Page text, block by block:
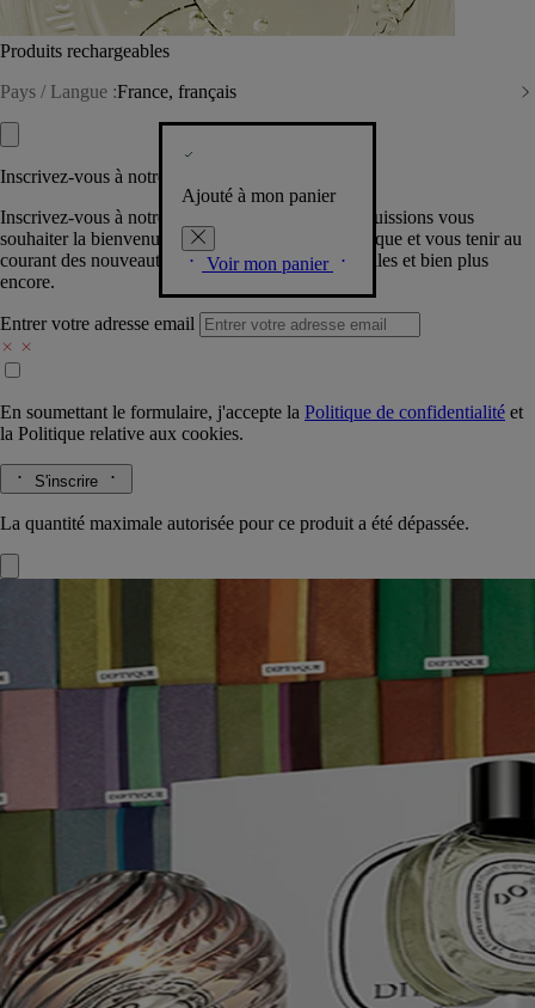
Produits rechargeables
Pays / Langue :France, français
Ajouté à mon panier
Voir mon panier
Inscrivez-vous à notre Newsletter
Inscrivez-vous à notre newsletter pour que nous puissions vous
souhaiter la bienvenue dans la communauté Diptyque et vous tenir au
courant des nouveautés, événements, offres spéciales et bien plus
encore.
Entrer votre adresse email
En soumettant le formulaire, j'accepte la Politique de confidentialité et
la Politique relative aux cookies.
S'inscrire
La quantité maximale autorisée pour ce produit a été dépassée.